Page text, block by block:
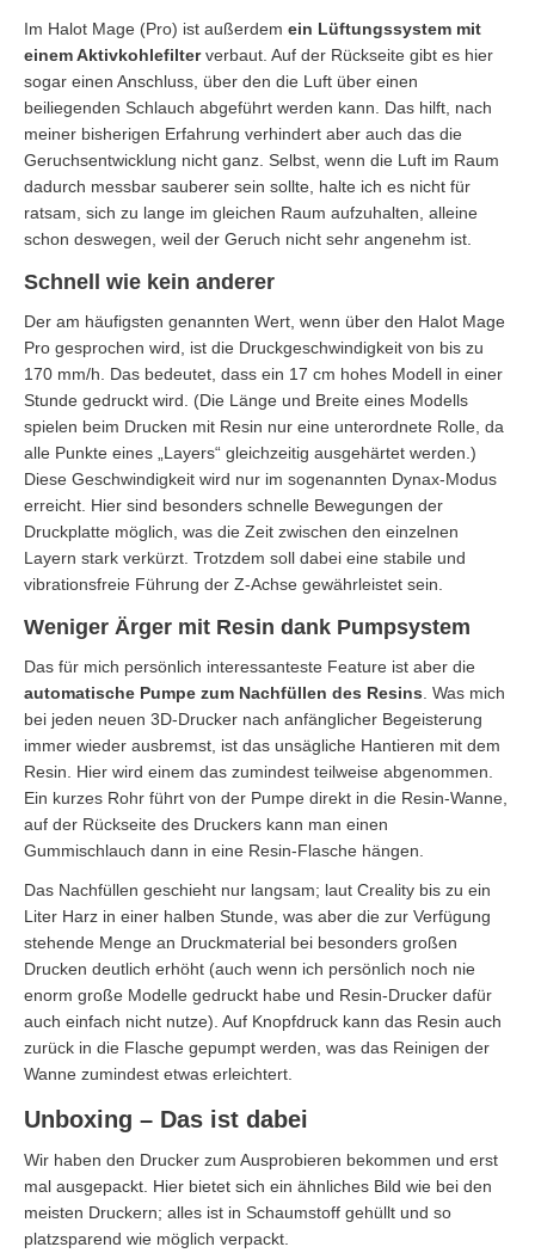
Im Halot Mage (Pro) ist außerdem ein Lüftungssystem mit
einem Aktivkohlefilterverbaut. Auf der Rückseite gibt es hier
sogar einen Anschluss, über den die Luft über einen
beiliegenden Schlauch abgeführt werden kann. Das hilft, nach
meiner bisherigen Erfahrung verhindert aber auch das die
Geruchsentwicklung nicht ganz. Selbst, wenn die Luft im Raum
dadurch messbar sauberer sein sollte, halte ich es nicht für
ratsam, sich zu lange im gleichen Raum aufzuhalten, alleine
schon deswegen, weil der Geruch nicht sehr angenehm ist.
Schnell wie kein anderer
Der am häufigsten genannten Wert, wenn über den Halot Mage
Pro gesprochen wird, ist die Druckgeschwindigkeit von bis zu
170 mm/h. Das bedeutet, dass ein 17 cm hohes Modell in einer
Stunde gedruckt wird. (Die Länge und Breite eines Modells
spielen beim Drucken mit Resin nur eine unterordnete Rolle, da
alle Punkte eines „Layers“ gleichzeitig ausgehärtet werden.)
Diese Geschwindigkeit wird nur im sogenannten Dynax-Modus
erreicht. Hier sind besonders schnelle Bewegungen der
Druckplatte möglich, was die Zeit zwischen den einzelnen
Layern stark verkürzt. Trotzdem soll dabei eine stabile und
vibrationsfreie Führung der Z-Achse gewährleistet sein.
Weniger Ärger mit Resin dank Pumpsystem
Das für mich persönlich interessanteste Feature ist aber die
automatische Pumpe zum Nachfüllen des Resins . Was mich
bei jeden neuen 3D-Drucker nach anfänglicher Begeisterung
immer wieder ausbremst, ist das unsägliche Hantieren mit dem
Resin. Hier wird einem das zumindest teilweise abgenommen.
Ein kurzes Rohr führt von der Pumpe direkt in die Resin-Wanne,
auf der Rückseite des Druckers kann man einen
Gummischlauch dann in eine Resin-Flasche hängen.
Das Nachfüllen geschieht nur langsam; laut Creality bis zu ein
Liter Harz in einer halben Stunde, was aber die zur Verfügung
stehende Menge an Druckmaterial bei besonders großen
Drucken deutlich erhöht (auch wenn ich persönlich noch nie
enorm große Modelle gedruckt habe und Resin-Drucker dafür
auch einfach nicht nutze). Auf Knopfdruck kann das Resin auch
zurück in die Flasche gepumpt werden, was das Reinigen der
Wanne zumindest etwas erleichtert.
Unboxing – Das ist dabei
Wir haben den Drucker zum Ausprobieren bekommen und erst
mal ausgepackt. Hier bietet sich ein ähnliches Bild wie bei den
meisten Druckern; alles ist in Schaumstoff gehüllt und so
platzsparend wie möglich verpackt.